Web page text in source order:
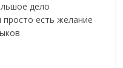
дело
есть желание